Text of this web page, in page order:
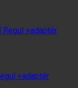
+adaptér